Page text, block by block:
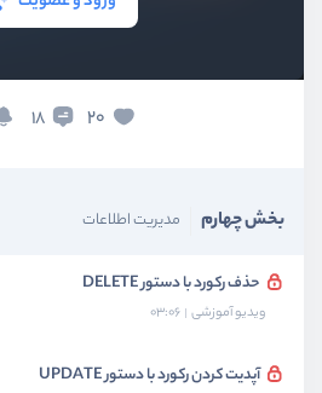
20
18
قدم ابتدایی
بخش دوم کار با جداول
بخش چهارم مدیریت اطلاعات
حذف رکورد با دستور DELETE
ویدیو آموزشی 03:06
آپدیت کردن رکورد با دستور UPDATE